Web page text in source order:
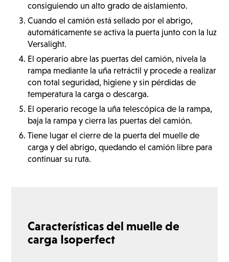
consiguiendo un alto grado de aislamiento.
Cuando el camión está sellado por el abrigo,
automáticamente se activa la puerta junto con la luz
Versalight.
El operario abre las puertas del camión, nivela la
rampa mediante la uña retráctil y procede a realizar
con total seguridad, higiene y sin pérdidas de
temperatura la carga o descarga.
El operario recoge la uña telescópica de la rampa,
baja la rampa y cierra las puertas del camión.
Tiene lugar el cierre de la puerta del muelle de
carga y del abrigo, quedando el camión libre para
continuar su ruta.
Características del muelle de
carga Isoperfect